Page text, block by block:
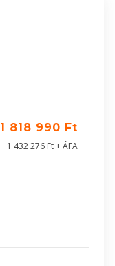
1 818 990 Ft
1 432 276 Ft + ÁFA